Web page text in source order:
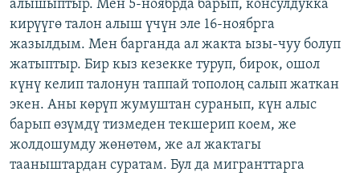
алышыптыр. Мен 5-ноябрда барып, консулдукка
кирүүгө талон алыш үчүн эле 16-ноябрга
жазылдым. Мен барганда ал жакта ызы-чуу болуп
жатыптыр. Бир кыз кезекке туруп, бирок, ошол
күнү келип талонун таппай тополоң салып жаткан
экен. Аны көрүп жумуштан суранып, күн алыс
барып өзүмдү тизмеден текшерип коем, же
жолдошумду жөнөтөм, же ал жактагы
тааныштардан суратам. Бул да мигранттарга